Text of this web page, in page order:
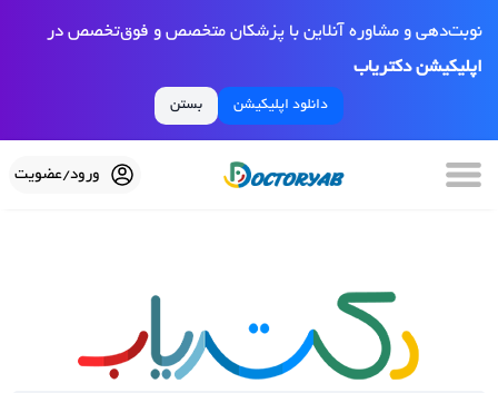
نوبت‌دهی و مشاوره آنلاین با پزشکان متخصص و فوق‌تخصص در
اپلیکیشن دکتریاب
دانلود اپلیکیشن بستن
ورود/عضویت